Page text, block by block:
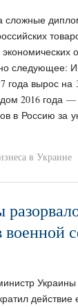
сложные
следующее:
года вырос на
2016 года
в Россию за
в Украине
военной
действие